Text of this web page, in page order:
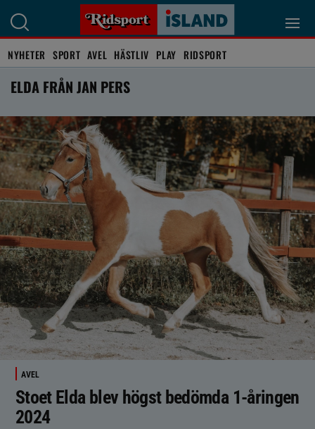
NYHETER SPORT AVEL HÄSTLIV PLAY RIDSPORT
ELDA FRÅN JAN PERS
AVEL
Stoet Elda blev högst bedömda 1-åringen
2024